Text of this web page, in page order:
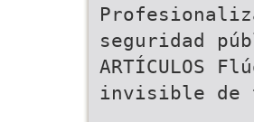
seguridad
ARTÍCULOS
invisible de